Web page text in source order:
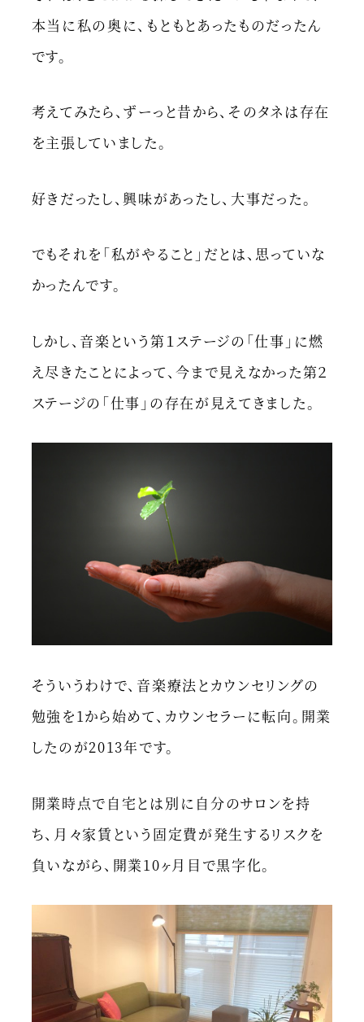
本当に私の奥に、もともとあったものだったん
です。
考えてみたら、ずーっと昔から、そのタネは存在
を主張していました。
好きだったし、興味があったし、大事だった。
でもそれを「私がやること」だとは、思っていな
かったんです。
しかし、音楽という第１ステージの「仕事」に燃
え尽きたことによって、今まで見えなかった第２
ステージの「仕事」の存在が見えてきました。
そういうわけで、音楽療法とカウンセリングの
勉強を1から始めて、カウンセラーに転向。開業
したのが2013年です。
開業時点で自宅とは別に自分のサロンを持
ち、月々家賃という固定費が発生するリスクを
負いながら、開業10ヶ月目で黒字化。